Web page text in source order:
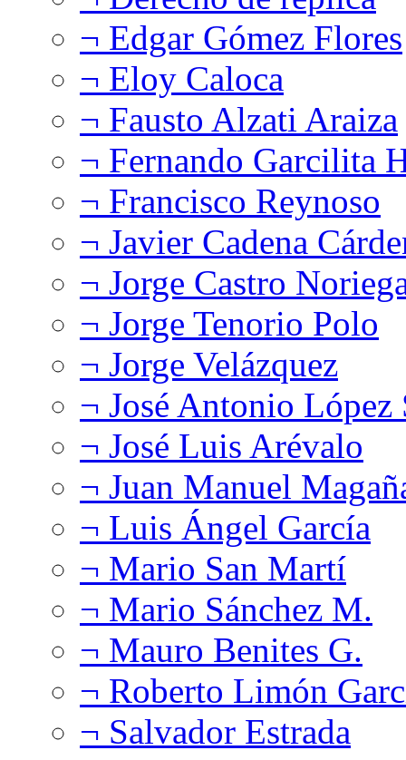
¬ Edgar Gómez Flores
¬ Eloy Caloca
¬ Fausto Alzati Araiza
¬ Fernando Garcilita
¬ Francisco Reynoso
¬ Javier Cadena
¬ Jorge Castro
¬ Jorge Tenorio Polo
¬ Jorge Velázquez
¬ José Antonio López
¬ José Luis Arévalo
¬ Juan Manuel
¬ Luis Ángel García
¬ Mario San Martí
¬ Mario Sánchez M.
¬ Mauro Benites G.
¬ Roberto Limón
¬ Salvador Estrada